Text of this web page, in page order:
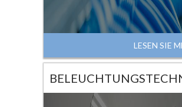
LESEN SIE